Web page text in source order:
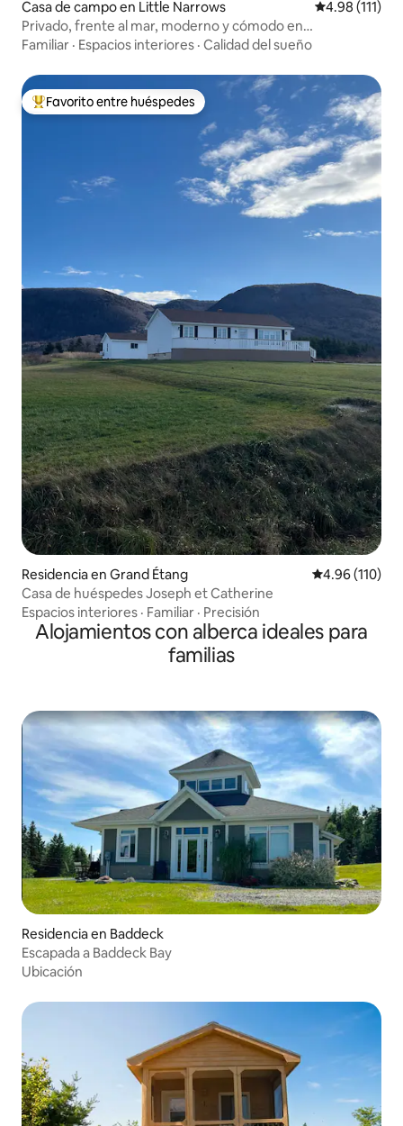
Casa de campo en Little Narrows Calificación
4.98 (111)
Privado, frente al mar, moderno y cómodo en
Cabo Bretón
Familiar · Espacios interiores · Calidad del sueño
De los mejores en Favorito entre huéspedes
Favorito entre huéspedes
Residencia en Grand Étang Calificación
4.96 (110)
Casa de huéspedes Joseph et Catherine
Espacios interiores · Familiar · Precisión
Alojamientos con alberca ideales para
familias
Residencia en Baddeck
Escapada a Baddeck Bay
Ubicación